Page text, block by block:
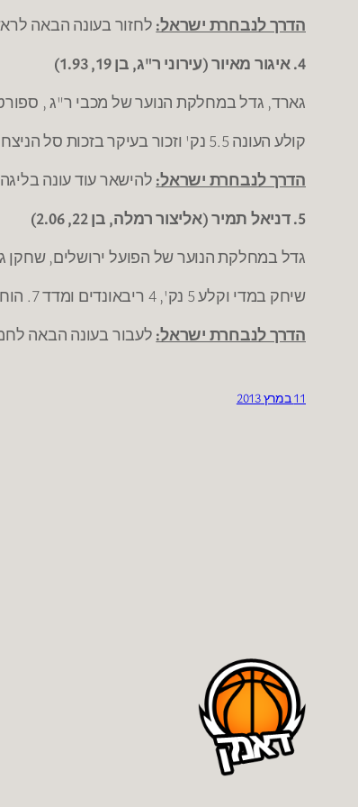
הדרך לנבחרת ישראל: לחזור בעונה הבאה
4. איגור מאיור (עירוני ר"ג, בן 19, 1.93)
גארד, גדל במחלקת הנוער של מכבי ר"ג ,
קולע העונה 5.5 נק' וזכור בעיקר בזכות סל הניצחון הענק מול נהריה במחזור ה-3 שהנחיל לה את אחד משלושת ההפסדים שלה העונה.
הדרך לנבחרת ישראל: להישאר עוד עונה
5. דניאל תמיר (אליצור רמלה, בן 22, 2.06)
גדל במחלקת הנוער של הפועל ירושלים, שחקן
שיחק במדי וקלע 5 נק', 4 ריבאונדים ומדד 7. הוחתם לפני שבוע כמחליפו של אורי קוקיה בהפועל ירושלים.
הדרך לנבחרת ישראל: לעבור בעונה הבאה
11 במרץ 2013